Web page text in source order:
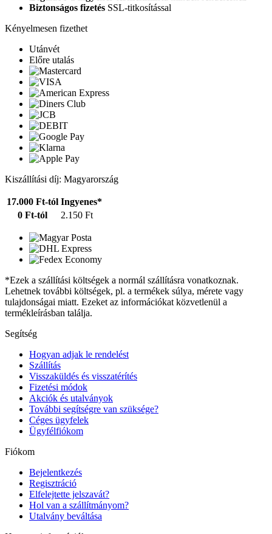
Biztonságos fizetés SSL-titkosítással
Kényelmesen fizethet
Utánvét
Előre utalás
Kiszállítási díj: Magyarország
17.000 Ft-tól Ingyenes*
0 Ft-tól
2.150 Ft
*Ezek a szállítási költségek a normál szállításra vonatkoznak.
Lehetnek további költségek, pl. a termékek súlya, mérete vagy
tulajdonságai miatt. Ezeket az információkat közvetlenül a
termékleírásban találja.
Segítség
Hogyan adjak le rendelést
Szállítás
Visszaküldés és visszatérítés
Fizetési módok
Akciók és utalványok
További segítségre van szüksége?
Céges ügyfelek
Ügyfélfiókom
Fiókom
Bejelentkezés
Regisztráció
Elfelejtette jelszavát?
Hol van a szállítmányom?
Utalvány beváltása